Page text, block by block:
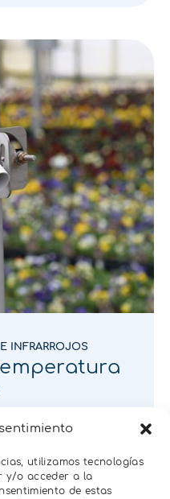
utilizamos tecnologías
y/o acceder a la
de estas
INFRARROJOS